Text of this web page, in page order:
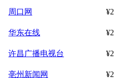
周口网
华东在线
许昌广播电视台
亳州新闻网